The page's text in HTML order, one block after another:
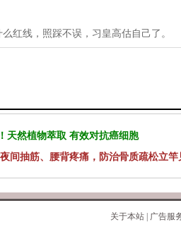
红线，照踩不误，习皇高估自己了。
天然植物萃取 有效对抗癌细胞
间抽筋、腰背疼痛，防治骨质疏松立竿
关于本站
广告服